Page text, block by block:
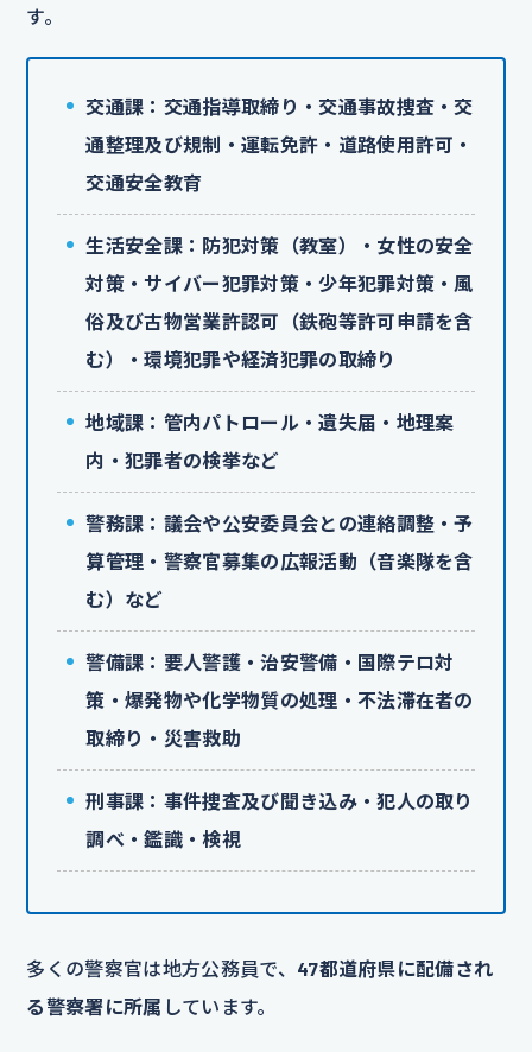
す。
交通課：交通指導取締り・交通事故捜査・交
通整理及び規制・運転免許・道路使用許可・
交通安全教育
生活安全課：防犯対策（教室）・女性の安全
対策・サイバー犯罪対策・少年犯罪対策・風
俗及び古物営業許認可（鉄砲等許可申請を含
む）・環境犯罪や経済犯罪の取締り
地域課：管内パトロール・遺失届・地理案
内・犯罪者の検挙など
警務課：議会や公安委員会との連絡調整・予
算管理・警察官募集の広報活動（音楽隊を含
む）など
警備課：要人警護・治安警備・国際テロ対
策・爆発物や化学物質の処理・不法滞在者の
取締り・災害救助
刑事課：事件捜査及び聞き込み・犯人の取り
調べ・鑑識・検視
多くの警察官は地方公務員で、 47都道府県に配備され
る警察署に所属 しています。